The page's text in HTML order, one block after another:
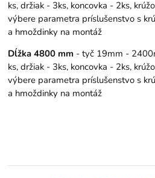
ks, držiak - 3ks, koncovka - 2ks,
výbere parametra príslušenstvo s
a hmoždinky na montáž
Dĺžka 4800 mm - tyč 19mm -
ks, držiak - 3ks, koncovka - 2ks,
výbere parametra príslušenstvo s
a hmoždinky na montáž